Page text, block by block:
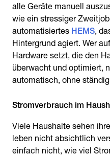
alle Geräte manuell
wie ein stressiger
automatisiertes HEMS,
Hintergrund agiert. Wer
Hardware setzt, die den
überwacht und optimiert,
automatisch, ohne
Stromverbrauch im
Viele Haushalte sehen
leben nicht absichtlich
einfach nicht, wie viel